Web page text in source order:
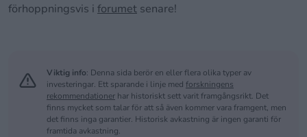
förhoppningsvis i forumet senare!
Viktig info: Denna sida berör en eller flera olika typer av
investeringar. Ett sparande i linje med forskningens
rekommendationer har historiskt sett varit framgångsrikt. Det
finns mycket som talar för att så även kommer vara framgent, men
det finns inga garantier. Historisk avkastning är ingen garanti för
framtida avkastning.